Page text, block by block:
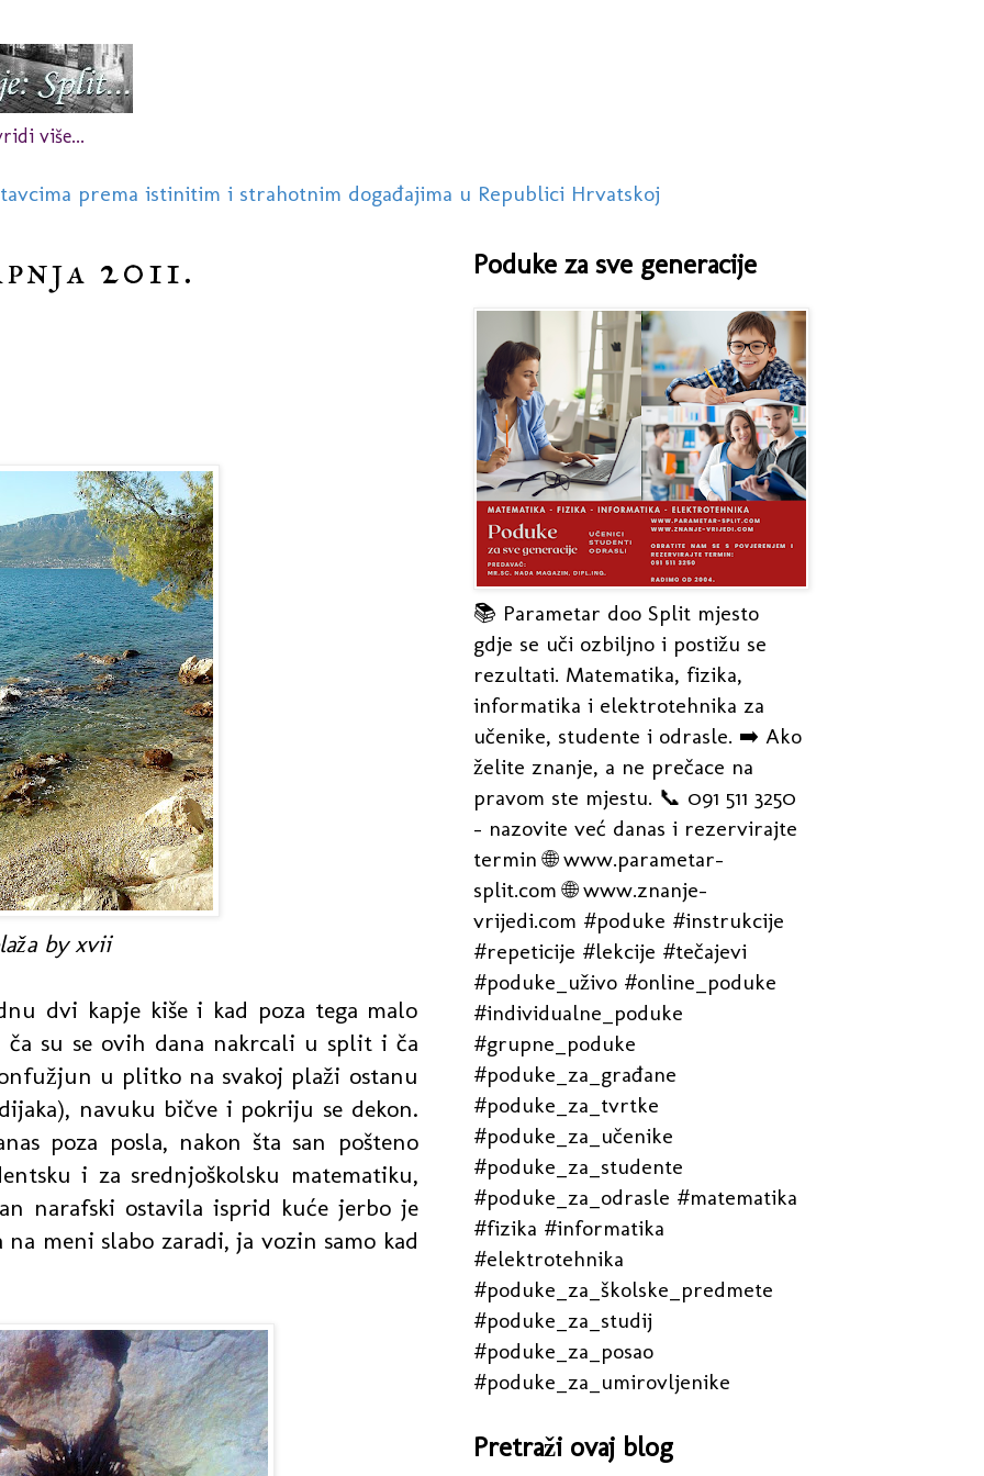
više...
prema istinitim i strahotnim događajima u Republici Hrvatskoj
2011.
by xvii
dvi kapje kiše i kad poza tega malo
su se ovih dana nakrcali u split i ča
u plitko na svakoj plaži ostanu
navuku bičve i pokriju se dekon.
poza posla, nakon šta san pošteno
i za srednjoškolsku matematiku,
narafski ostavila isprid kuće jerbo je
meni slabo zaradi, ja vozin samo kad
Poduke za sve generacije
📚 Parametar doo Split mjesto
gdje se uči ozbiljno i postižu se
rezultati. Matematika, fizika,
informatika i elektrotehnika za
učenike, studente i odrasle. ➡️ Ako
želite znanje, a ne prečace na
pravom ste mjestu. 📞 091 511 3250
- nazovite već danas i rezervirajte
termin 🌐 www.parametar-
split.com 🌐 www.znanje-
vrijedi.com #poduke #instrukcije
#repeticije #lekcije #tečajevi
#poduke_uživo #online_poduke
#individualne_poduke
#grupne_poduke
#poduke_za_građane
#poduke_za_tvrtke
#poduke_za_učenike
#poduke_za_studente
#poduke_za_odrasle #matematika
#fizika #informatika
#elektrotehnika
#poduke_za_školske_predmete
#poduke_za_studij
#poduke_za_posao
#poduke_za_umirovljenike
Pretraži ovaj blog